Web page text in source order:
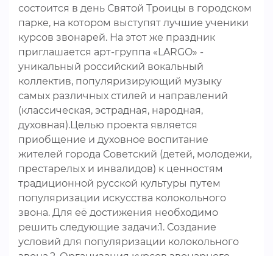
состоится в день Святой Троицы в городском
парке, на котором выступят лучшие ученики
курсов звонарей. На этот же праздник
приглашается арт-группа «LARGO» -
уникальный российский вокальный
коллектив, популяризирующий музыку
самых различных стилей и направлений
(классическая, эстрадная, народная,
духовная).Целью проекта является
приобщение и духовное воспитание
жителей города Советский (детей, молодежи,
престарелых и инвалидов) к ценностям
традиционной русской культуры путем
популяризации искусства колокольного
звона. Для её достижения необходимо
решить следующие задачи:1. Создание
условий для популяризации колокольного